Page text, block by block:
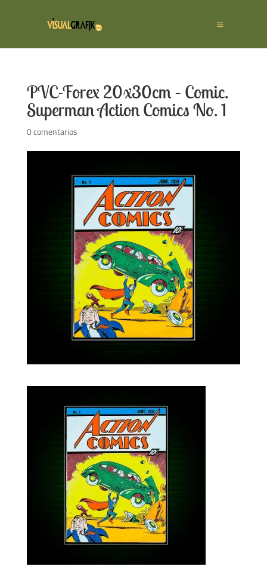
PVC-Forex 20x30cm – Comic.
Superman Action Comics No. 1
0 comentarios